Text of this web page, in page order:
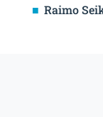
Raimo